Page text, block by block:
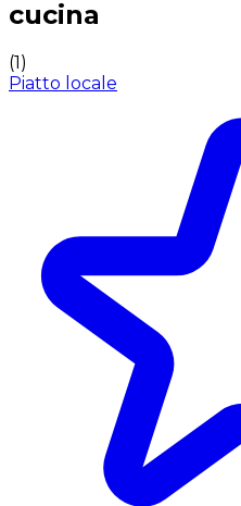
cucina
(1)
Piatto locale